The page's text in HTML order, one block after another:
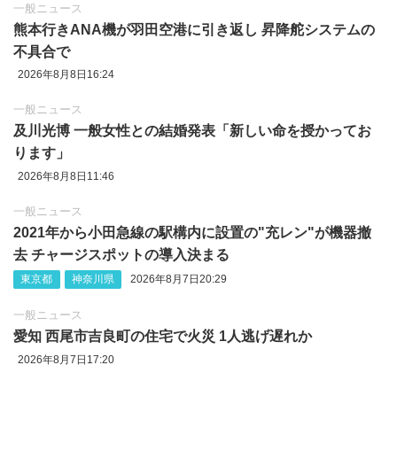
一般ニュース
熊本行きANA機が羽田空港に引き返し 昇降舵システムの
不具合で
2026年8月8日16:24
一般ニュース
及川光博 一般女性との結婚発表「新しい命を授かってお
ります」
2026年8月8日11:46
一般ニュース
2021年から小田急線の駅構内に設置の"充レン"が機器撤
去 チャージスポットの導入決まる
東京都 神奈川県 2026年8月7日20:29
一般ニュース
愛知 西尾市吉良町の住宅で火災 1人逃げ遅れか
2026年8月7日17:20